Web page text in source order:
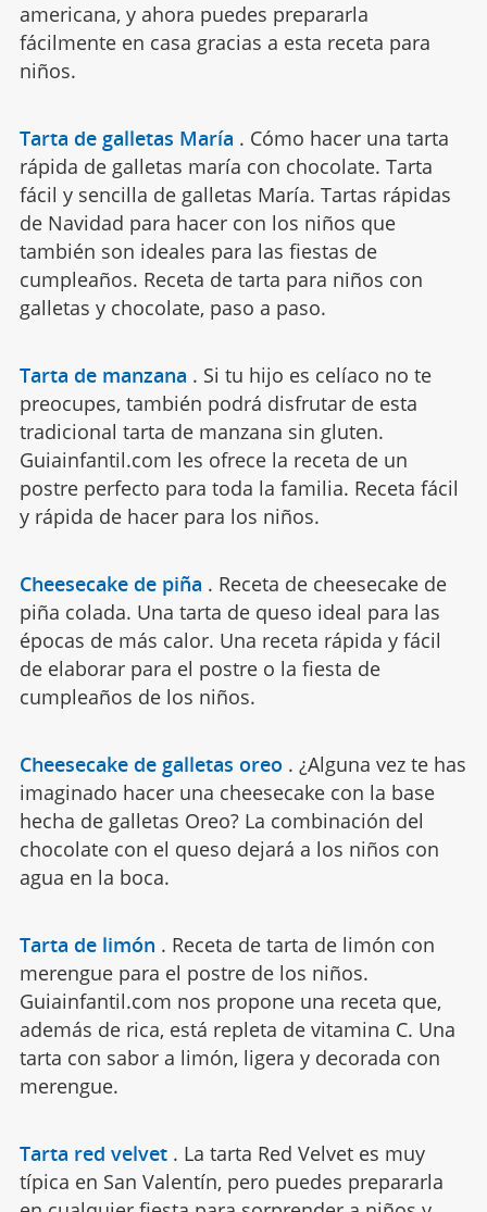
americana, y ahora puedes prepararla
fácilmente en casa gracias a esta receta para
niños.
Tarta de galletas María . Cómo hacer una tarta
rápida de galletas maría con chocolate. Tarta
fácil y sencilla de galletas María. Tartas rápidas
de Navidad para hacer con los niños que
también son ideales para las fiestas de
cumpleaños. Receta de tarta para niños con
galletas y chocolate, paso a paso.
Tarta de manzana . Si tu hijo es celíaco no te
preocupes, también podrá disfrutar de esta
tradicional tarta de manzana sin gluten.
Guiainfantil.com les ofrece la receta de un
postre perfecto para toda la familia. Receta fácil
y rápida de hacer para los niños.
Cheesecake de piña . Receta de cheesecake de
piña colada. Una tarta de queso ideal para las
épocas de más calor. Una receta rápida y fácil
de elaborar para el postre o la fiesta de
cumpleaños de los niños.
Cheesecake de galletas oreo . ¿Alguna vez te has
imaginado hacer una cheesecake con la base
hecha de galletas Oreo? La combinación del
chocolate con el queso dejará a los niños con
agua en la boca.
Tarta de limón . Receta de tarta de limón con
merengue para el postre de los niños.
Guiainfantil.com nos propone una receta que,
además de rica, está repleta de vitamina C. Una
tarta con sabor a limón, ligera y decorada con
merengue.
Tarta red velvet . La tarta Red Velvet es muy
típica en San Valentín, pero puedes prepararla